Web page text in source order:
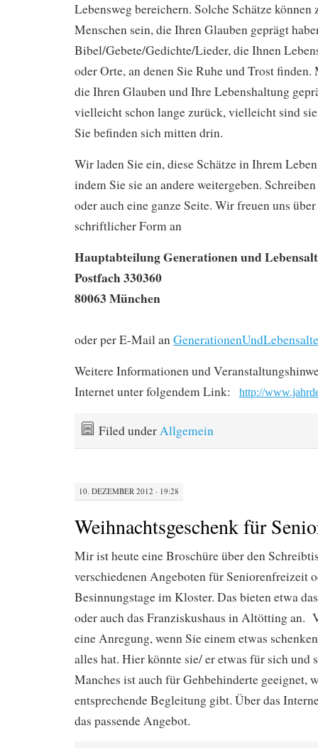
Lebensweg bereichern. Solche Schätze
Menschen sein, die Ihren Glauben geprägt
Bibel/Gebete/Gedichte/Lieder, die Ihnen
oder Orte, an denen Sie Ruhe und Trost
die Ihren Glauben und Ihre Lebenshaltung
vielleicht schon lange zurück, vielleicht sind
Sie befinden sich mitten drin.
Wir laden Sie ein, diese Schätze in Ihrem
indem Sie sie an andere weitergeben.
oder auch eine ganze Seite. Wir freuen uns
schriftlicher Form an
Hauptabteilung Generationen und
Postfach 330360
80063 München
oder per E-Mail an
Weitere Informationen und
Internet unter folgendem Link:
http://
Filed underAllgemein
10. DEZEMBER 2012 · 19:28
Weihnachtsgeschenk für
Mir ist heute eine Broschüre über den
verschiedenen Angeboten für Seniorenfreizeit
Besinnungstage im Kloster. Das bieten etwa
oder auch das Franziskushaus in Altötting an.
eine Anregung, wenn Sie einem etwas
alles hat. Hier könnte sie/ er etwas für sich und
Manches ist auch für Gehbehinderte geeignet,
entsprechende Begleitung gibt. Über das
das passende Angebot.